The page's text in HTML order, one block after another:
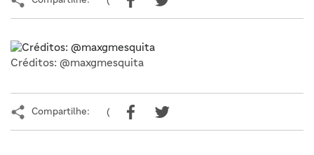
Créditos: @maxgmesquita
Compartilhe: (